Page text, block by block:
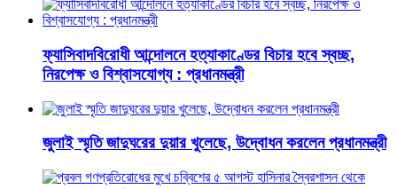
ফ্যাসিবাদবিরোধী আন্দোলনে হত্যাকাণ্ডের বিচার হবে স্বচ্ছ,
নিরপেক্ষ ও বিশ্বাসযোগ্য : প্রধানমন্ত্রী
জুলাই স্মৃতি জাদুঘরের দুয়ার খুলেছে, উদ্বোধন করলেন প্রধানমন্ত্রী